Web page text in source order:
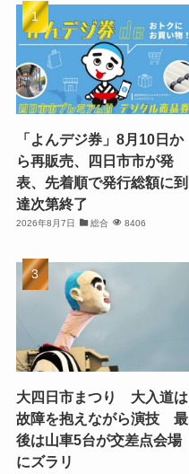
「よんデジ券」8月10日か
ら再販売、四日市市が発
表、先着順で発行総額に到
達次第終了
2026年8月7日 総合 8406
大四日市まつり 大入道は
故障を抱えながら演技 最
後は山車5台が交差点会場
にズラリ